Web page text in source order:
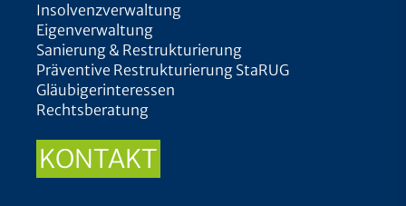
Insolvenzverwaltung
Eigenverwaltung
Sanierung & Restrukturierung
Präventive Restrukturierung StaRUG
Gläubigerinteressen
Rechtsberatung
KONTAKT